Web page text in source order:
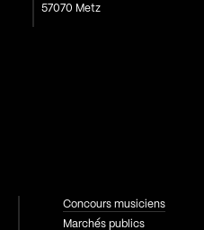
57070 Metz
Concours musiciens
Marchés publics